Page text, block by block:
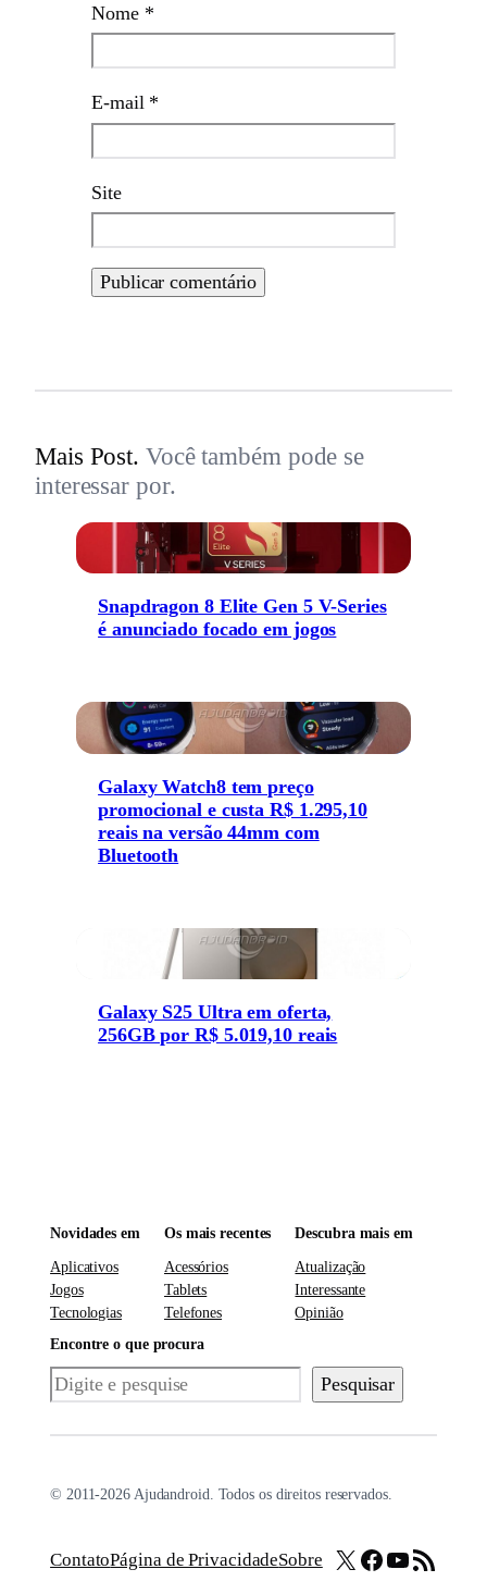
Nome *
E-mail *
Site
Mais Post. Você também pode se
interessar por.
Snapdragon 8 Elite Gen 5 V-Series
é anunciado focado em jogos
Galaxy Watch8 tem preço
promocional e custa R$ 1.295,10
reais na versão 44mm com
Bluetooth
Galaxy S25 Ultra em oferta,
256GB por R$ 5.019,10 reais
Novidades em
Aplicativos
Jogos
Tecnologias
Os mais recentes
Acessórios
Tablets
Telefones
Descubra mais em
Atualização
Interessante
Opinião
Encontre o que procura
Pesquisar Pesquisar
© 2011-2026 Ajudandroid. Todos os direitos reservados.
ContatoPágina de PrivacidadeSobre X Facebook
Youtube
Feed RSS